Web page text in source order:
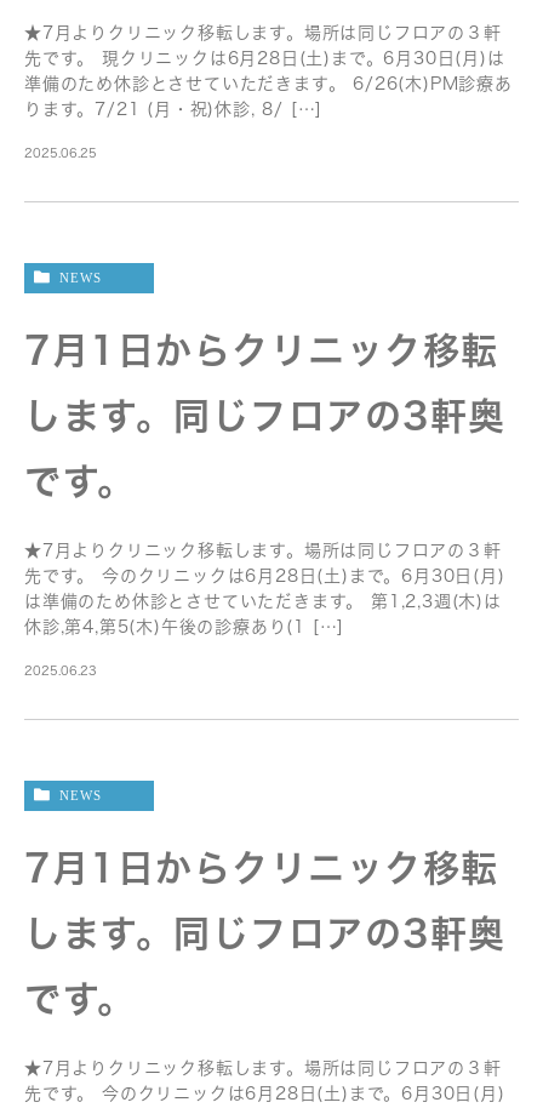
★7月よりクリニック移転します。場所は同じフロアの３軒
先です。 現クリニックは6月28日(土)まで。6月30日(月)は
準備のため休診とさせていただきます。 6/26(木)PM診療あ
ります。7/21 (月・祝)休診, 8/ […]
2025.06.25
NEWS
7月1日からクリニック移転
します。同じフロアの3軒奥
です。
★7月よりクリニック移転します。場所は同じフロアの３軒
先です。 今のクリニックは6月28日(土)まで。6月30日(月)
は準備のため休診とさせていただきます。 第1,2,3週(木)は
休診,第4,第5(木)午後の診療あり(1 […]
2025.06.23
NEWS
7月1日からクリニック移転
します。同じフロアの3軒奥
です。
★7月よりクリニック移転します。場所は同じフロアの３軒
先です。 今のクリニックは6月28日(土)まで。6月30日(月)